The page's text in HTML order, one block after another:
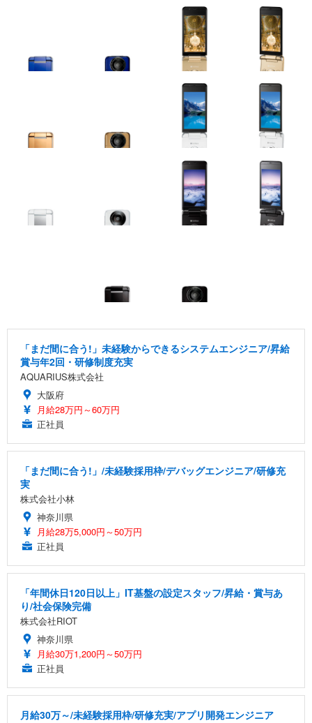
「まだ間に合う!」未経験からできるシステムエンジニア/昇給
賞与年2回・研修制度充実
AQUARIUS株式会社
大阪府
月給28万円～60万円
正社員
「まだ間に合う!」/未経験採用枠/デバッグエンジニア/研修充
実
株式会社小林
神奈川県
月給28万5,000円～50万円
正社員
「年間休日120日以上」IT基盤の設定スタッフ/昇給・賞与あ
り/社会保険完備
株式会社RIOT
神奈川県
月給30万1,200円～50万円
正社員
月給30万～/未経験採用枠/研修充実/アプリ開発エンジニア